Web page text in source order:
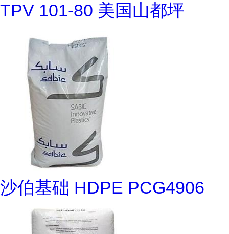
TPV 101-80 美国山都坪
沙伯基础 HDPE PCG4906